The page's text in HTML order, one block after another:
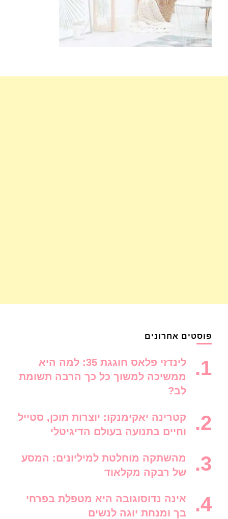
פוסטים אחרונים
לינדזי פלאס חוגגת 35: למה היא
ממשיכה למשוך כל כך הרבה תשומת
לב?
קטרינה יאקימנקו: יוצרות תוכן, סטייל
וחיים בתנועה בעולם הדיגיטלי
מהשתקה מוחלטת למיליונים: המסע
של רבקה מקלאוד
אינה נדוסוגובה היא מטפלת בפרחי
בך ומנחת יוגה לנשים